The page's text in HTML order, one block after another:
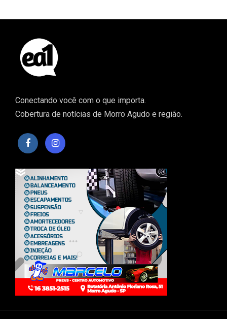
Conectando você com o que importa.
Cobertura de notícias de Morro Agudo e região.